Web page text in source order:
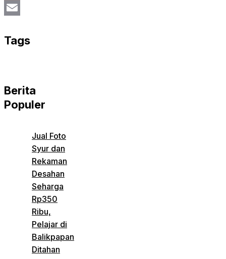
Twitter
Tags
Berita
Populer
Jual Foto
Syur dan
Rekaman
Desahan
Seharga
Rp350
Ribu,
Pelajar di
Balikpapan
Ditahan